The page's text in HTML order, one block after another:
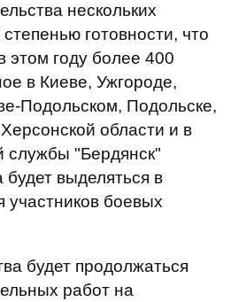
нескольких
готовности, что
этом году более 400
в Киеве, Ужгороде,
Подольском, Подольске,
области и в
службы "Бердянск"
будет выделяться в
участников боевых
будет продолжаться
работ на